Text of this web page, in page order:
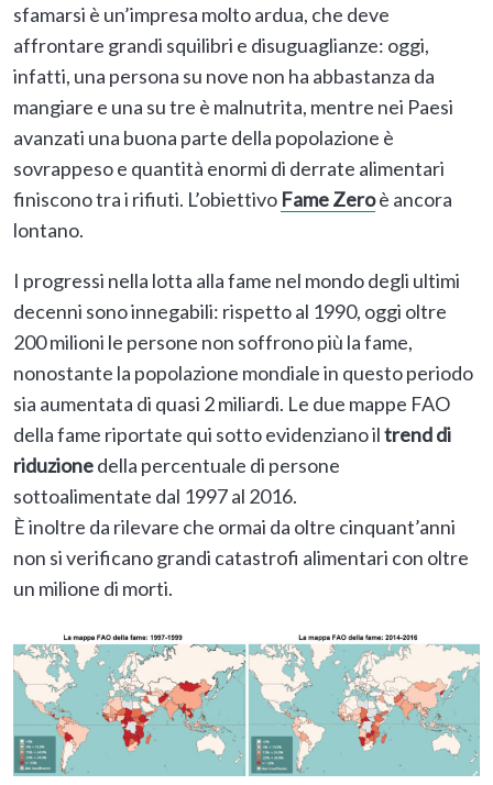
sfamarsi è un’impresa molto ardua, che deve
affrontare grandi squilibri e disuguaglianze: oggi,
infatti, una persona su nove non ha abbastanza da
mangiare e una su tre è malnutrita, mentre nei Paesi
avanzati una buona parte della popolazione è
sovrappeso e quantità enormi di derrate alimentari
finiscono tra i rifiuti. L’obiettivo Fame Zeroè ancora
lontano.
I progressi nella lotta alla fame nel mondo degli ultimi
decenni sono innegabili: rispetto al 1990, oggi oltre
200 milioni le persone non soffrono più la fame,
nonostante la popolazione mondiale in questo periodo
sia aumentata di quasi 2 miliardi. Le due mappe FAO
della fame riportate qui sotto evidenziano iltrend di
riduzionedella percentuale di persone
sottoalimentate dal 1997 al 2016.
È inoltre da rilevare che ormai da oltre cinquant’anni
non si verificano grandi catastrofi alimentari con oltre
un milione di morti.